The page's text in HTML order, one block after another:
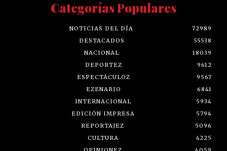
Categorías Populares
NOTICIAS DEL DÍA
72989
DESTACADOS
55538
NACIONAL
18039
DEPORTEZ
9612
ESPECTÁCULOZ
9567
EZENARIO
6841
INTERNACIONAL
5934
EDICIÓN IMPRESA
5794
REPORTAJEZ
5096
CULTURA
4225